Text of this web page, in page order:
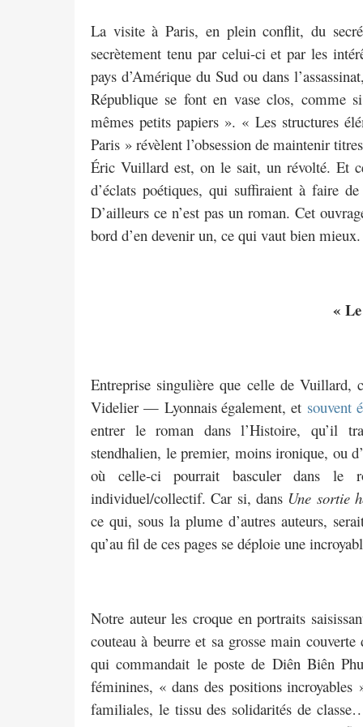
La visite à Paris, en plein conflit, du
secrètement tenu par celui-ci et par les
pays d’Amérique du Sud ou dans
République se font en vase clos, comme
mêmes petits papiers ». « Les structures
Paris » révèlent l’obsession de maintenir
Éric Vuillard est, on le sait, un révolté. Et
d’éclats poétiques, qui suffiraient à faire
D’ailleurs ce n’est pas un roman. Cet
bord d’en devenir un, ce qui vaut bien mieux.
«
Entreprise singulière que celle de Vuillard,
Videlier — Lyonnais également, et souvent
entrer le roman dans l’Histoire, qu’il
stendhalien, le premier, moins ironique, ou
où celle-ci pourrait basculer dans le
individuel/collectif. Car si, dans Une sortie
ce qui, sous la plume d’autres auteurs,
qu’au fil de ces pages se déploie une
Notre auteur les croque en portraits
couteau à beurre et sa grosse main
qui commandait le poste de Diên Biên
féminines, « dans des positions
familiales, le tissu des solidarités de